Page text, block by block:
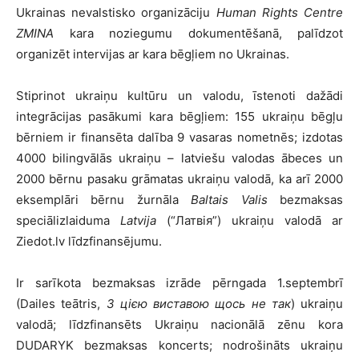
Ukrainas nevalstisko organizāciju Human Rights Centre
ZMINA kara noziegumu dokumentēšanā, palīdzot
organizēt intervijas ar kara bēgļiem no Ukrainas.
Stiprinot ukraiņu kultūru un valodu, īstenoti dažādi
integrācijas pasākumi kara bēgļiem: 155 ukraiņu bēgļu
bērniem ir finansēta dalība 9 vasaras nometnēs; izdotas
4000 bilingvālās ukraiņu – latviešu valodas ābeces un
2000 bērnu pasaku grāmatas ukraiņu valodā, ka arī 2000
eksemplāri bērnu žurnālaBaltais Valis bezmaksas
speciālizlaiduma Latvija (“Латвія”) ukraiņu valodā ar
Ziedot.lv līdzfinansējumu.
Ir sarīkota bezmaksas izrāde pērngada 1.septembrī
(Dailes teātris, З цією виставою щось не так) ukraiņu
valodā; līdzfinansēts Ukraiņu nacionālā zēnu kora
DUDARYK bezmaksas koncerts; nodrošināts ukraiņu